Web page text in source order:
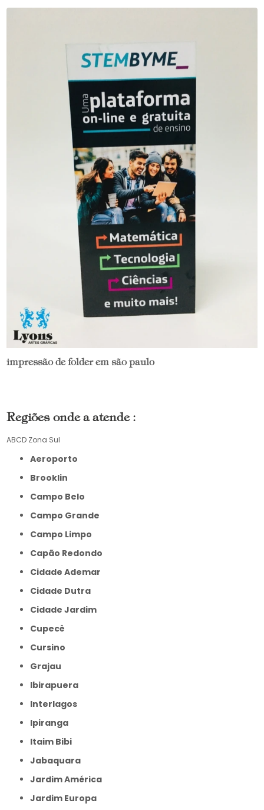
impressão de folder em são paulo
Regiões onde a atende :
ABCD Zona Sul
Aeroporto
Brooklin
Campo Belo
Campo Grande
Campo Limpo
Capão Redondo
Cidade Ademar
Cidade Dutra
Cidade Jardim
Cupecê
Cursino
Grajau
Ibirapuera
Interlagos
Ipiranga
Itaim Bibi
Jabaquara
Jardim América
Jardim Europa